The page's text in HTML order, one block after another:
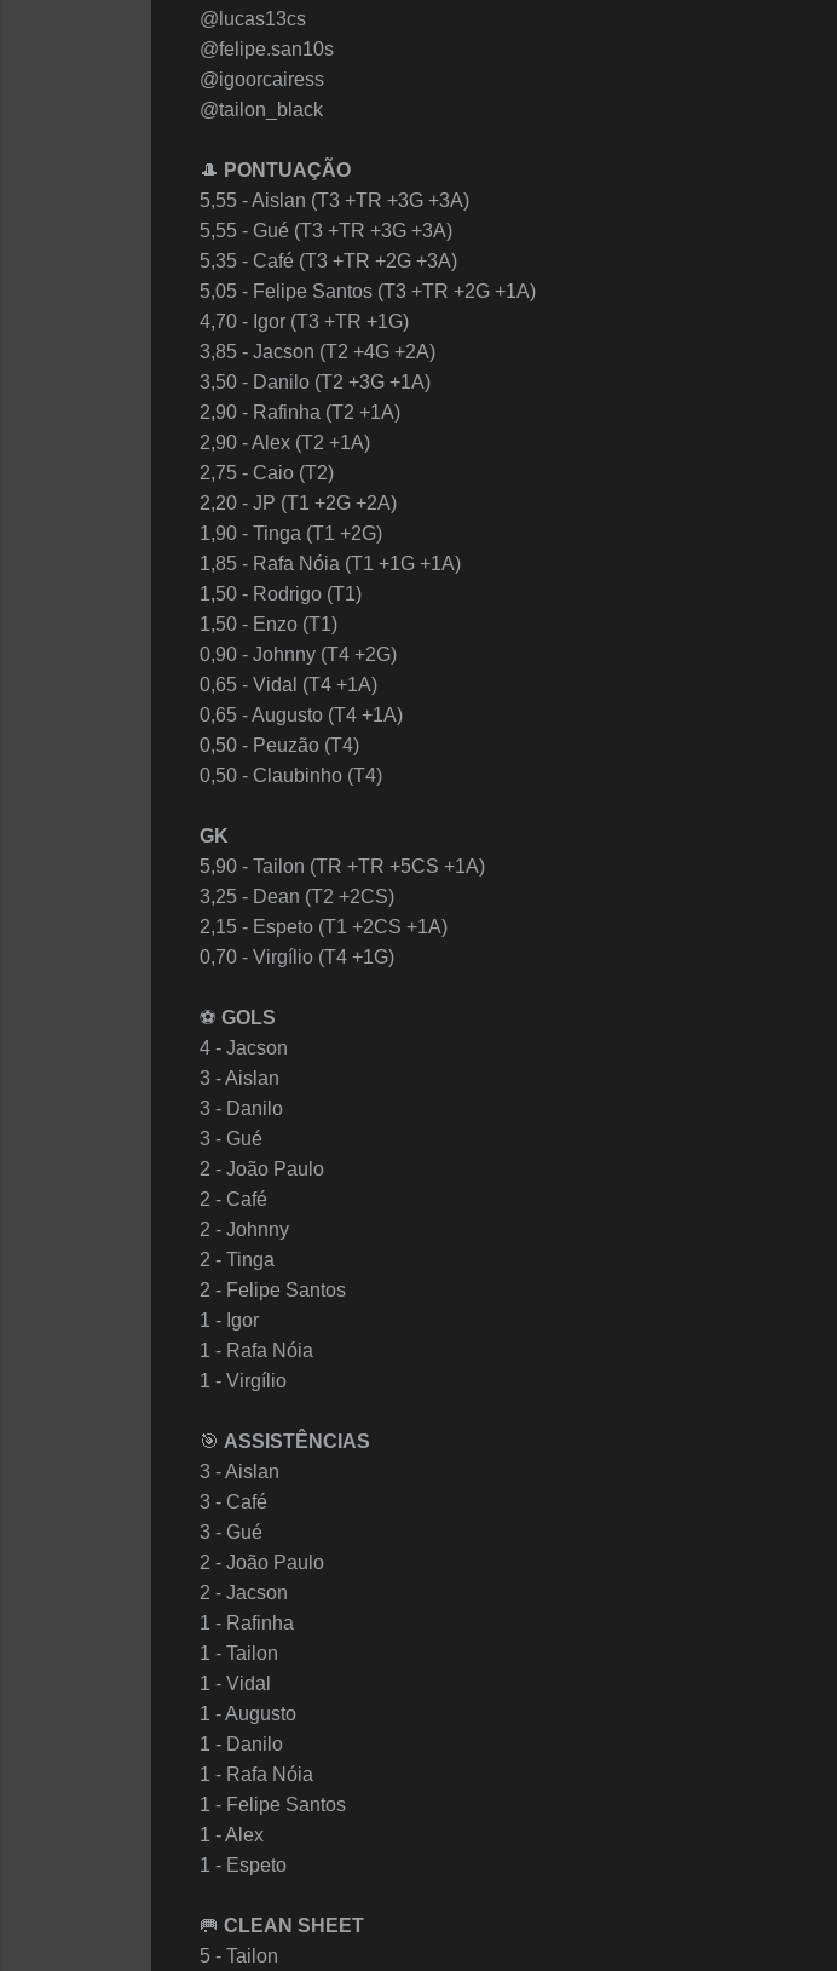
@lucas13cs
@felipe.san10s
@igoorcairess
@tailon_black
🎩 PONTUAÇÃO
5,55 - Aislan (T3 +TR +3G +3A)
5,55 - Gué (T3 +TR +3G +3A)
5,35 - Café (T3 +TR +2G +3A)
5,05 - Felipe Santos (T3 +TR +2G +1A)
4,70 - Igor (T3 +TR +1G)
3,85 - Jacson (T2 +4G +2A)
3,50 - Danilo (T2 +3G +1A)
2,90 - Rafinha (T2 +1A)
2,90 - Alex (T2 +1A)
2,75 - Caio (T2)
2,20 - JP (T1 +2G +2A)
1,90 - Tinga (T1 +2G)
1,85 - Rafa Nóia (T1 +1G +1A)
1,50 - Rodrigo (T1)
1,50 - Enzo (T1)
0,90 - Johnny (T4 +2G)
0,65 - Vidal (T4 +1A)
0,65 - Augusto (T4 +1A)
0,50 - Peuzão (T4)
0,50 - Claubinho (T4)
GK
5,90 - Tailon (TR +TR +5CS +1A)
3,25 - Dean (T2 +2CS)
2,15 - Espeto (T1 +2CS +1A)
0,70 - Virgílio (T4 +1G)
⚽️ GOLS
4 - Jacson
3 - Aislan
3 - Danilo
3 - Gué
2 - João Paulo
2 - Café
2 - Johnny
2 - Tinga
2 - Felipe Santos
1 - Igor
1 - Rafa Nóia
1 - Virgílio
🎯 ASSISTÊNCIAS
3 - Aislan
3 - Café
3 - Gué
2 - João Paulo
2 - Jacson
1 - Rafinha
1 - Tailon
1 - Vidal
1 - Augusto
1 - Danilo
1 - Rafa Nóia
1 - Felipe Santos
1 - Alex
1 - Espeto
🥅 CLEAN SHEET
5 - Tailon